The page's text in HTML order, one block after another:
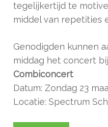
tegelijkertijd te
middel van repetities
Genodigden kunnen
middag het concert
Combiconcert
Datum: Zondag 23
Locatie: Spectrum